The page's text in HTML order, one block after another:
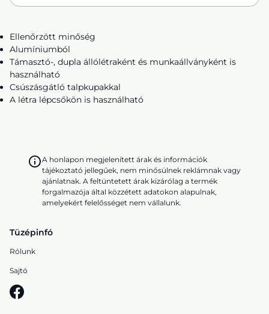
Ellenőrzött minőség
Alumíniumból
Támasztó-, dupla állólétraként és munkaállványként is
használható
Csúszásgátló talpkupakkal
A létra lépcsőkön is használható
A honlapon megjelenített árak és információk
tájékoztató jellegűek, nem minősülnek reklámnak vagy
ajánlatnak. A feltüntetett árak kizárólag a termék
forgalmazója által közzétett adatokon alapulnak,
amelyekért felelősséget nem vállalunk.
Tüzépinfó
Rólunk
Sajtó